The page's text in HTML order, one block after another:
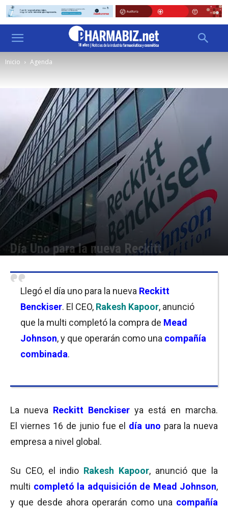
Inicio Agenda
Día Uno para la nueva Reckitt
Llegó el día uno para la nueva Reckitt
Benckiser. El CEO, Rakesh Kapoor, anunció
que la multi completó la compra de Mead
Johnson, y que operarán como una compañía
combinada.
La nueva Reckitt Benckiser ya está en marcha.
El viernes 16 de junio fue el día uno para la nueva
empresa a nivel global.
Su CEO, el indio Rakesh Kapoor, anunció que la
multi completó la adquisición de Mead Johnson,
y que desde ahora operarán como una compañía